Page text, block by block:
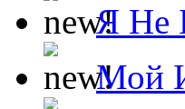
Я Не
Мой